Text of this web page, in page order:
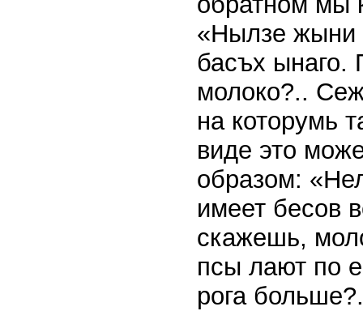
«Нылзе жыни
басъх
молоко?..
на которумь
виде это
образом:
имеет бесов
скажешь,
псы лают по
рога